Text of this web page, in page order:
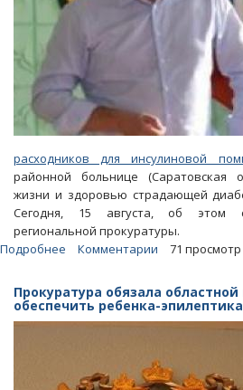
расходников для инсулиновой
районной больнице (Саратовская
жизни и здоровью страдающей
Сегодня, 15 августа, об этом
региональной прокуратуры.
Подробнее
Примакова
ребенку-
расходники
Комментарии 71 просмотр
Прокуратура обязала
обеспечить ребенка-